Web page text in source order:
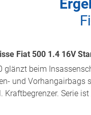
Fiat 500 1.4 16V
glänzt beim
und Vorhangairbags
Kraftbegrenzer. Serie